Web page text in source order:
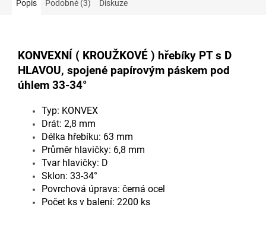
Popis Podobné (3) Diskuze
KONVEXNÍ ( KROUŽKOVÉ ) hřebíky PT s D
HLAVOU, spojené papírovým páskem pod
úhlem 33-34°
Typ: KONVEX
Drát: 2,8 mm
Délka hřebíku: 63 mm
Průměr hlavičky: 6,8 mm
Tvar hlavičky: D
Sklon: 33-34°
Povrchová úprava: černá ocel
Počet ks v balení: 2200 ks